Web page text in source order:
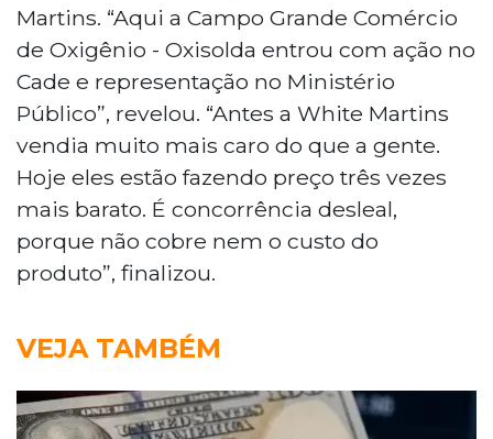
Martins. “Aqui a Campo Grande Comércio
de Oxigênio - Oxisolda entrou com ação no
Cade e representação no Ministério
Público”, revelou. “Antes a White Martins
vendia muito mais caro do que a gente.
Hoje eles estão fazendo preço três vezes
mais barato. É concorrência desleal,
porque não cobre nem o custo do
produto”, finalizou.
VEJA TAMBÉM